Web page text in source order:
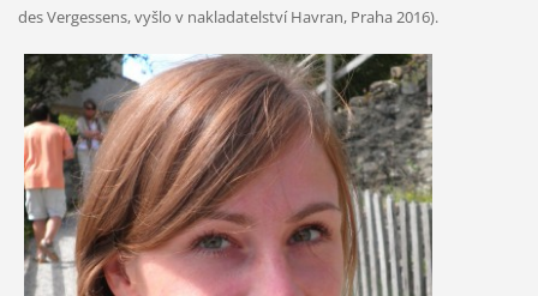
des Vergessens, vyšlo v nakladatelství Havran, Praha 2016).